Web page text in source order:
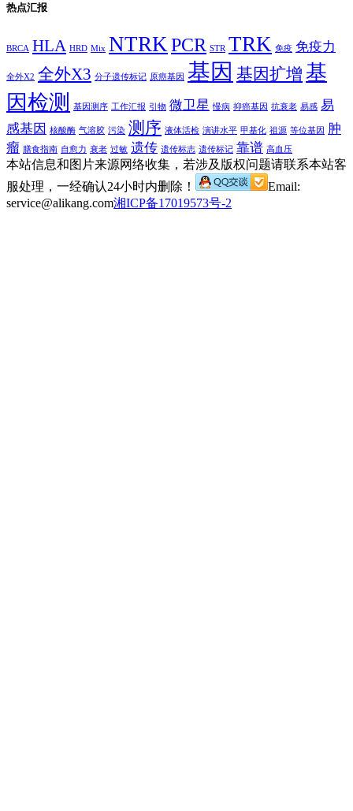
热点汇报
BRCA HLA HRD Mix NTRK PCR STR TRK 免疫 免疫力
全外X2 全外X3 分子遗传标记 原癌基因 基因 基因扩增 基
因检测
基因测序 工作汇报 引物 微卫星 慢病 抑癌基因 抗衰老 易感 易
感基因
核酸酶 气溶胶 污染 测序 液体活检 演讲水平 甲基化 祖源 等位基因
肿
瘤 膳食指南 自愈力 衰老 过敏 遗传 遗传标志 遗传标记 靠谱 高血压
本站信息和图片来源网络收集，若涉及版权问题请联系本站客
服处理，一经确认24小时内删除！
Email:
service@alikang.com湘ICP备17019573号-2